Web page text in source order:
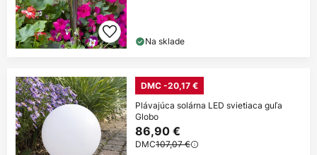
Na sklade
DMC -20,17 €
Plávajúca solárna LED svietiaca guľa
Globo
86,90 €
DMC107,07 €